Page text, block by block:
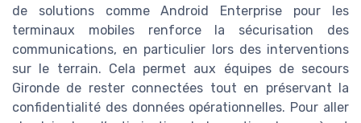
de solutions comme Android Enterprise pour les
terminaux mobiles renforce la sécurisation des
communications, en particulier lors des interventions
sur le terrain. Cela permet aux équipes de secours
Gironde de rester connectées tout en préservant la
confidentialité des données opérationnelles. Pour aller